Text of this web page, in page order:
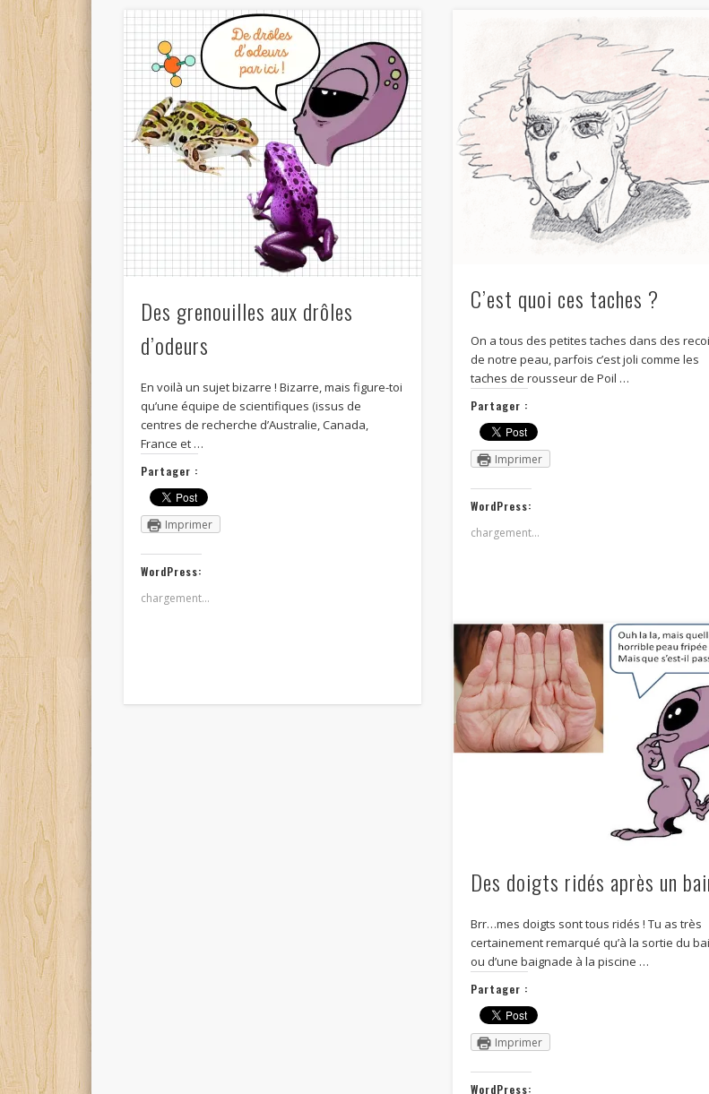
Des grenouilles aux drôles
d’odeurs
En voilà un sujet bizarre ! Bizarre, mais figure-toi
qu’une équipe de scientifiques (issus de
centres de recherche d’Australie, Canada,
France et …
Partager :
Imprimer
WordPress:
chargement…
C’est quoi ces taches ?
On a tous des petites taches dans des
de notre peau, parfois c’est joli comme les
taches de rousseur de Poil …
Partager :
Imprimer
WordPress:
chargement…
Des doigts ridés après un
Brr…mes doigts sont tous ridés ! Tu as très
certainement remarqué qu’à la sortie du
ou d’une baignade à la piscine …
Partager :
Imprimer
WordPress: